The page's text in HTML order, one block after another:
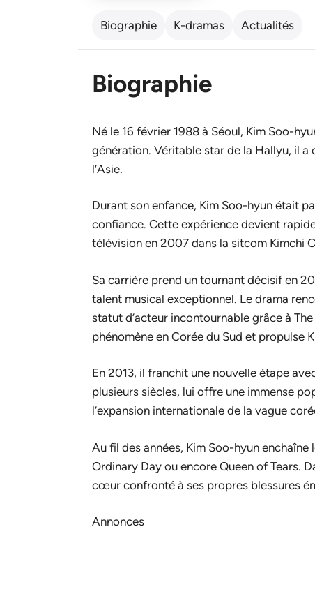
Biographie K-dramas Actualités
Biographie
Né le 16 février 1988 à Séoul, Kim Soo-
génération. Véritable star de la Hallyu, il
l’Asie.
Durant son enfance, Kim Soo-hyun était
confiance. Cette expérience devient
télévision en 2007 dans la sitcom Kimchi
Sa carrière prend un tournant décisif en
talent musical exceptionnel. Le drama
statut d’acteur incontournable grâce à
phénomène en Corée du Sud et propulse
En 2013, il franchit une nouvelle étape
plusieurs siècles, lui offre une immense
l’expansion internationale de la vague
Au fil des années, Kim Soo-hyun
Ordinary Day ou encore Queen of Tears.
cœur confronté à ses propres blessures
Annonces